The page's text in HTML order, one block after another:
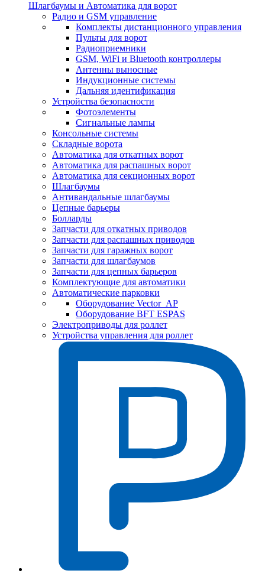
Шлагбаумы и Автоматика для ворот
Радио и GSM управление
Комплекты дистанционного управления
Пульты для ворот
Радиоприемники
GSM, WiFi и Bluetooth контроллеры
Антенны выносные
Индукционные системы
Дальняя идентификация
Устройства безопасности
Фотоэлементы
Сигнальные лампы
Консольные системы
Складные ворота
Автоматика для откатных ворот
Автоматика для распашных ворот
Автоматика для секционных ворот
Шлагбаумы
Антивандальные шлагбаумы
Цепные барьеры
Болларды
Запчасти для откатных приводов
Запчасти для распашных приводов
Запчасти для гаражных ворот
Запчасти для шлагбаумов
Запчасти для цепных барьеров
Комплектующие для автоматики
Автоматические парковки
Оборудование Vector_AP
Оборудование BFT ESPAS
Электроприводы для роллет
Устройства управления для роллет